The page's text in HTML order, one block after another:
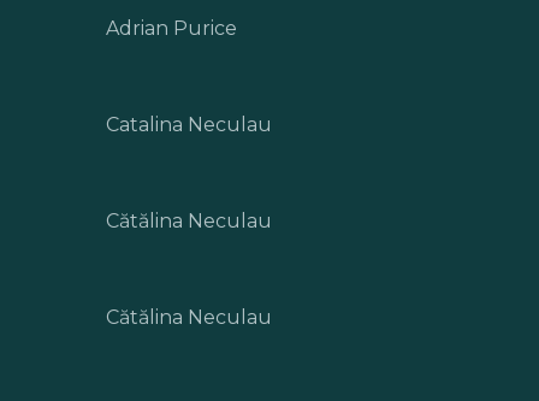
Adrian Purice
Catalina Neculau
Cătălina Neculau
Cătălina Neculau